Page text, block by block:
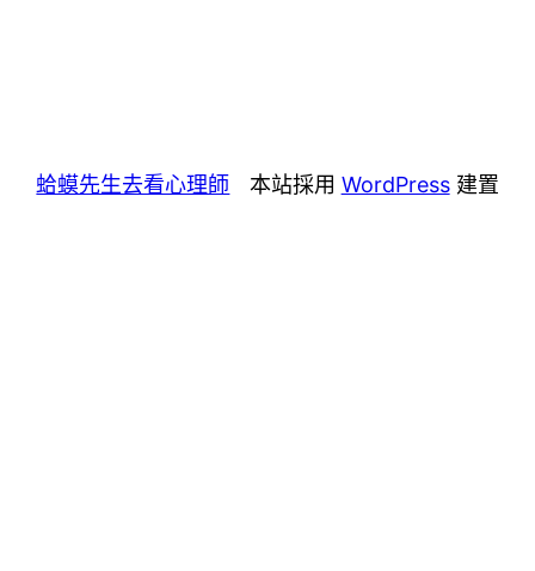
蛤蟆先生去看心理師 本站採用 WordPress建置